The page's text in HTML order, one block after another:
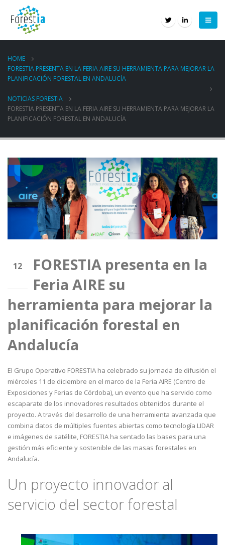
HOME
FORESTIA PRESENTA EN LA FERIA AIRE SU HERRAMIENTA PARA MEJORAR LA
PLANIFICACIÓN FORESTAL EN ANDALUCÍA
NOTICIAS FORESTIA
FORESTIA PRESENTA EN LA FERIA AIRE SU HERRAMIENTA PARA MEJORAR LA
PLANIFICACIÓN FORESTAL EN ANDALUCÍA
12
FORESTIA presenta en la
Feria AIRE su
herramienta para mejorar la
planificación forestal en
Andalucía
El Grupo Operativo FORESTIA ha celebrado su jornada de difusión el
miércoles 11 de diciembre en el marco de la Feria AIRE (Centro de
Exposiciones y Ferias de Córdoba), un evento que ha servido como
escaparate de los innovadores resultados obtenidos durante el
proyecto. A través del desarrollo de una herramienta avanzada que
combina datos de múltiples fuentes abiertas como tecnología LIDAR
e imágenes de satélite, FORESTIA ha sentado las bases para una
gestión más eficiente y sostenible de las masas forestales en
Andalucía.
Un proyecto innovador al
servicio del sector forestal